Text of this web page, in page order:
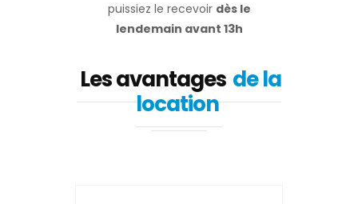
puissiez le recevoir dès le
lendemain avant 13h
Les avantages de la
location